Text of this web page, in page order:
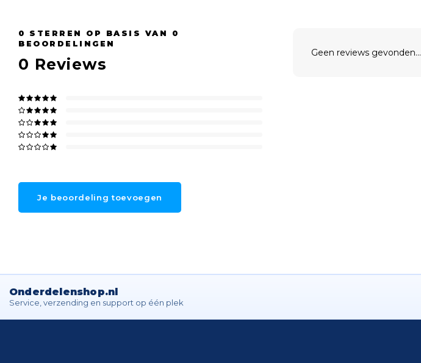
0 STERREN OP BASIS VAN 0
BEOORDELINGEN
0 Reviews
Je beoordeling toevoegen
Geen reviews gevonden...
Onderdelenshop.nl
Service, verzending en support op één plek